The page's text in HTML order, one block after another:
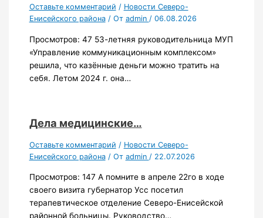
Оставьте комментарий / Новости Северо-
Енисейского района/ От admin / 06.08.2026
Просмотров: 47 53-летняя руководительница МУП
«Управление коммуникационным комплексом»
решила, что казённые деньги можно тратить на
себя. Летом 2024 г. она…
Дела медицинские…
Оставьте комментарий / Новости Северо-
Енисейского района/ От admin / 22.07.2026
Просмотров: 147 А помните в апреле 22го в ходе
своего визита губернатор Усс посетил
терапевтическое отделение Северо-Енисейской
районной больницы. Руководство…